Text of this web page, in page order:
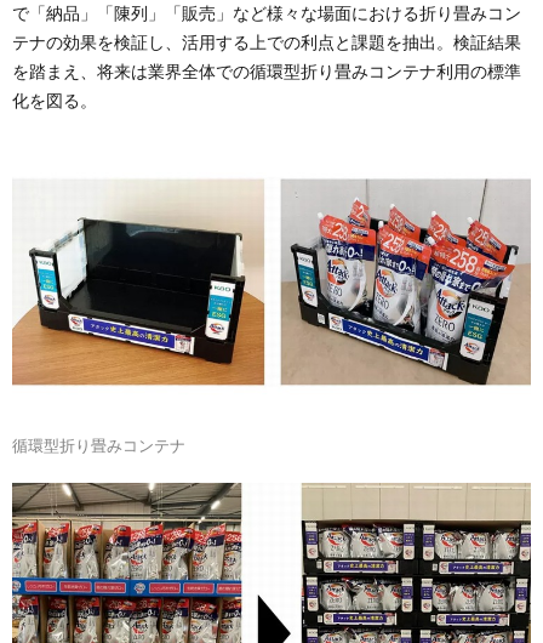
で「納品」「陳列」「販売」など様々な場面における折り畳みコン
テナの効果を検証し、活用する上での利点と課題を抽出。検証結果
を踏まえ、将来は業界全体での循環型折り畳みコンテナ利用の標準
化を図る。
循環型折り畳みコンテナ